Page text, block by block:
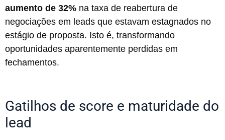
aumento de 32% na taxa de reabertura de
negociações em leads que estavam estagnados no
estágio de proposta. Isto é, transformando
oportunidades aparentemente perdidas em
fechamentos.
Gatilhos de score e maturidade do
lead